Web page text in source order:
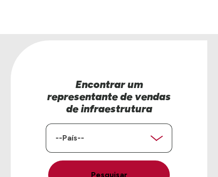
Encontrar um
representante de vendas
de infraestrutura
País
Pesquisar